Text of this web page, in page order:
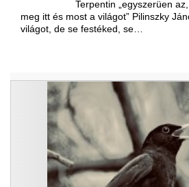
Terpentin „egyszerüen az,
meg itt és most a világot” Pilinszky
világot, de se festéked, se…